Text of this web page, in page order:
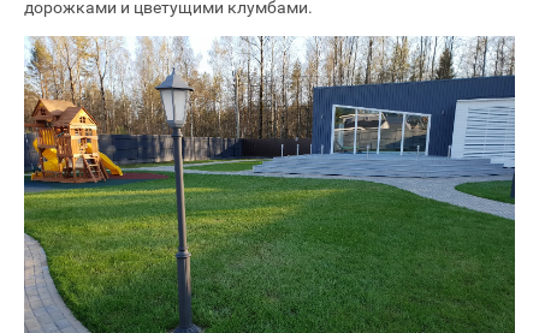
дорожками и цветущими клумбами.